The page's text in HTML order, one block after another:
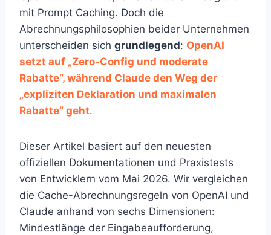
mit Prompt Caching. Doch die
Abrechnungsphilosophien beider Unternehmen
unterscheiden sich grundlegend: OpenAI
setzt auf „Zero-Config und moderate
Rabatte“, während Claude den Weg der
„expliziten Deklaration und maximalen
Rabatte“ geht.
Dieser Artikel basiert auf den neuesten
offiziellen Dokumentationen und Praxistests
von Entwicklern vom Mai 2026. Wir vergleichen
die Cache-Abrechnungsregeln von OpenAI und
Claude anhand von sechs Dimensionen:
Mindestlänge der Eingabeaufforderung,